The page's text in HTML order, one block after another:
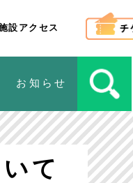
設アクセス
お知らせ
て